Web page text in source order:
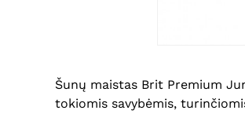
Šunų maistas Brit Premium
tokiomis savybėmis,